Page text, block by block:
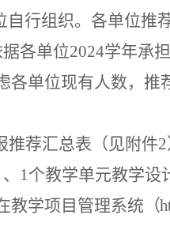
自行组织。各单位推
各单位2024学年承
各单位现有人数，
推荐汇总表（见附
1个教学单元教学设
教学项目管理系统 （